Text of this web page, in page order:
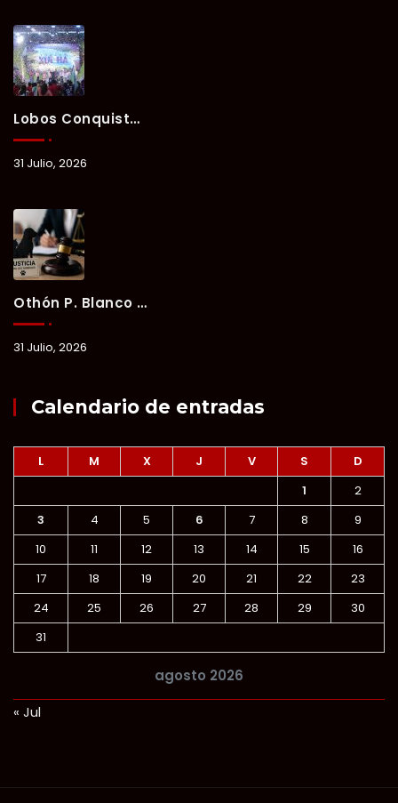
Lobos Conquista La Primera Competencia Del Verano Xul-Há 2026 En Una Noche Llena De Talento Y Energía.
31 Julio, 2026
Othón P. Blanco Refrenda Su Compromiso Contra El Maltrato Animal: Vinculan A Proceso A Presunto Responsable Tras Denuncia Del Ayuntamiento.
31 Julio, 2026
Calendario de entradas
agosto 2026
L M X J V S
D
1
2
3
4 5 6 7 8
9
10
11 12 13 14 15
16
17
18 19 20 21 22
23
24
25 26 27 28 29
30
31
« Jul